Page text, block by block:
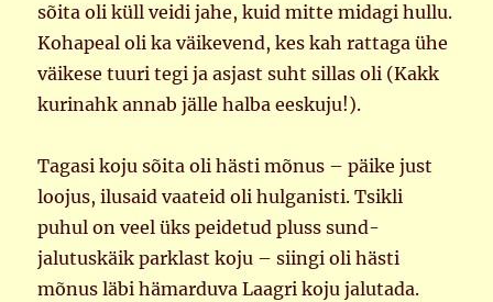
sõita oli küll veidi jahe, kuid mitte midagi hullu.
Kohapeal oli ka väikevend, kes kah rattaga ühe
väikese tuuri tegi ja asjast suht sillas oli (Kakk
kurinahk annab jälle halba eeskuju!).
Tagasi koju sõita oli hästi mõnus – päike just
loojus, ilusaid vaateid oli hulganisti. Tsikli
puhul on veel üks peidetud pluss sund-
jalutuskäik parklast koju – siingi oli hästi
mõnus läbi hämarduva Laagri koju jalutada.